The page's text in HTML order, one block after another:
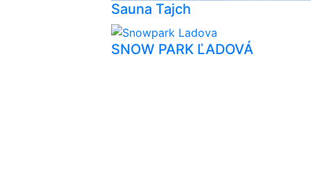
Sauna Tajch
SNOW PARK ĽADOVÁ